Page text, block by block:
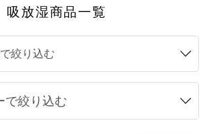
吸放湿商品一覧
絞り込む
で絞り込む
なし商品を表示しない
予約商品のみを表示
検索